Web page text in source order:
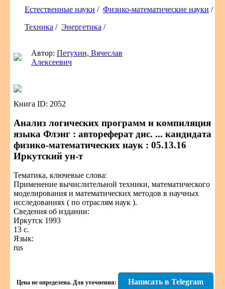
Естественные науки / Физико-математические науки /
Техника / Энергетика /
Автор:Петухин, Вячеслав
Алексеевич
Книга ID: 2052
Анализ логических программ и компиляция
языка Флэнг : автореферат дис. ... кандидата
физико-математических наук : 05.13.16
Иркутский ун-т
Тематика, ключевые слова:
Применение вычислительной техники, математического
моделирования и математических методов в научных
исследованиях ( по отраслям наук ).
Сведения об издании:
Иркутск 1993
13 с.
Язык:
rus
Цена не определена. Для уточнения: Написать в Telegram